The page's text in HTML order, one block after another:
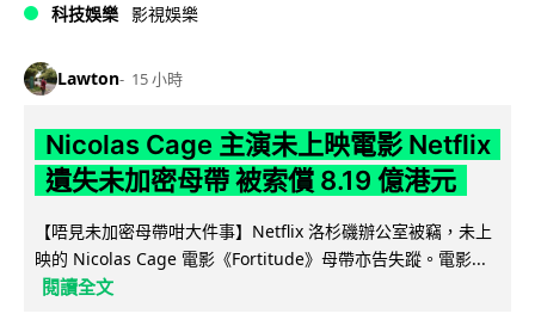
科技娛樂 影視娛樂
Lawton 15 小時
Nicolas Cage 主演未上映電影 Netflix
遺失未加密母帶 被索償 8.19 億港元
【唔見未加密母帶咁大件事】Netflix 洛杉磯辦公室被竊，未上
映的 Nicolas Cage 電影《Fortitude》母帶亦告失蹤。電影...
閱讀全文